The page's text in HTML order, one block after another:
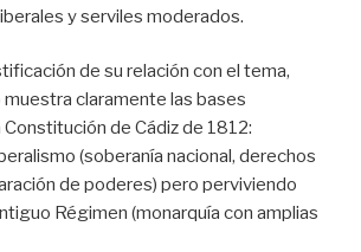
y serviles moderados.
de su relación con el tema,
claramente las bases
de Cádiz de 1812:
(soberanía nacional, derechos
de poderes) pero perviviendo
Régimen (monarquía con amplias